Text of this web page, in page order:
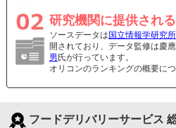
研究機関に提供され
ソースデータは 国立情報学研究所
開されており、データ監修は慶
男 氏が行っています。
オリコンのランキングの概要に
フードデリバリーサービス